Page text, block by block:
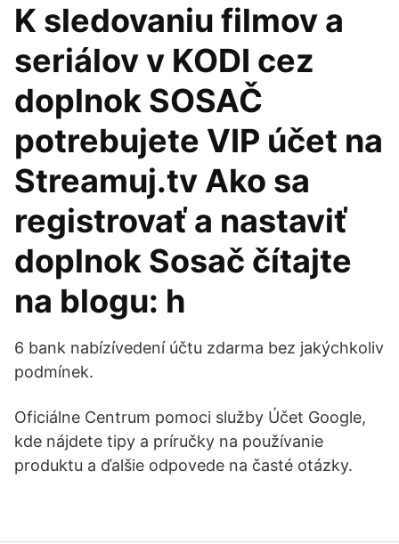
K sledovaniu filmov a
seriálov v KODI cez
doplnok SOSAČ
potrebujete VIP účet na
Streamuj.tv Ako sa
registrovať a nastaviť
doplnok Sosač čítajte
na blogu: h
6 bank nabízívedení účtu zdarma bez jakýchkoliv
podmínek.
Oficiálne Centrum pomoci služby Účet Google,
kde nájdete tipy a príručky na používanie
produktu a ďalšie odpovede na časté otázky.